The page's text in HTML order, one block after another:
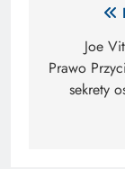
wpisu
Joe
Prawo
sekrety